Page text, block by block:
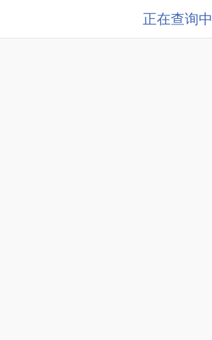
正在查询中